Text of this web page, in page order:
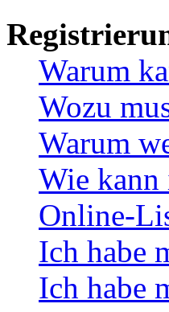
Warum
Wozu
Warum
Wie kann
Online-
Ich habe
Ich habe